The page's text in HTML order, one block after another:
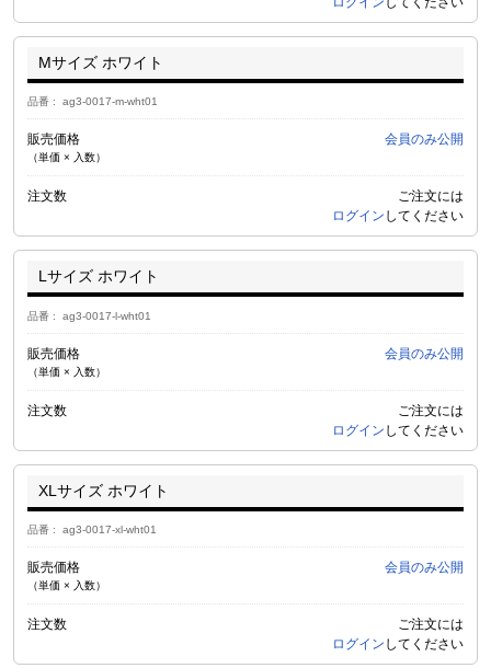
Mサイズ ホワイト
品番 ag3-0017-m-wht01
販売価格
（単価 × 入数）
会員のみ公開
注文数
ご注文には
ログイン してください
Lサイズ ホワイト
品番 ag3-0017-l-wht01
販売価格
（単価 × 入数）
会員のみ公開
注文数
ご注文には
ログイン してください
XLサイズ ホワイト
品番 ag3-0017-xl-wht01
販売価格
（単価 × 入数）
会員のみ公開
注文数
ご注文には
ログイン してください